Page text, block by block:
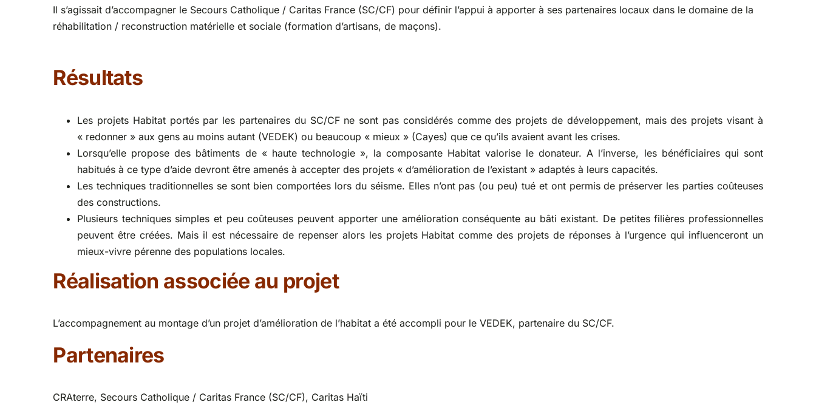
Il s’agissait d’accompagner le Secours Catholique / Caritas France (SC/CF) pour définir l’appui à apporter à ses partenaires locaux dans le domaine de la
réhabilitation / reconstruction matérielle et sociale (formation d’artisans, de maçons).
Résultats
Les projets Habitat portés par les partenaires du SC/CF ne sont pas considérés comme des projets de développement, mais des projets visant à
« redonner » aux gens au moins autant (VEDEK) ou beaucoup « mieux » (Cayes) que ce qu’ils avaient avant les crises.
Lorsqu’elle propose des bâtiments de « haute technologie », la composante Habitat valorise le donateur. A l’inverse, les bénéficiaires qui sont
habitués à ce type d’aide devront être amenés à accepter des projets « d’amélioration de l’existant » adaptés à leurs capacités.
Les techniques traditionnelles se sont bien comportées lors du séisme. Elles n’ont pas (ou peu) tué et ont permis de préserver les parties coûteuses
des constructions.
Plusieurs techniques simples et peu coûteuses peuvent apporter une amélioration conséquente au bâti existant. De petites filières professionnelles
peuvent être créées. Mais il est nécessaire de repenser alors les projets Habitat comme des projets de réponses à l’urgence qui influenceront un
mieux-vivre pérenne des populations locales.
Réalisation associée au projet
L’accompagnement au montage d’un projet d’amélioration de l’habitat a été accompli pour le VEDEK, partenaire du SC/CF.
Partenaires
CRAterre, Secours Catholique / Caritas France (SC/CF), Caritas Haïti